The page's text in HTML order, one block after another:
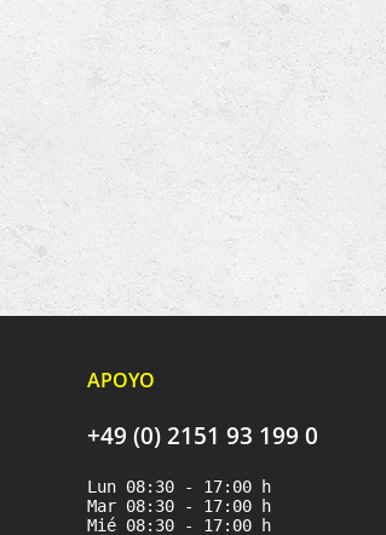
APOYO
+49 (0) 2151 93 199 0
Lun 08:30 - 17:00 h
Mar 08:30 - 17:00 h
Mié 08:30 - 17:00 h